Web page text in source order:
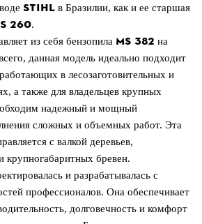
STIHL в Бразилии, как и ее старшая
260.
из себя бензопила MS 382 на
данная модель идеально подходит
в лесозаготовительных и
а также для владельцев крупных
надежный и мощный
сложных и объемных работ. Эта
с валкой деревьев,
крупногабаритных бревен.
и разрабатывалась с
профессионалов. Она обеспечивает
долговечность и комфорт